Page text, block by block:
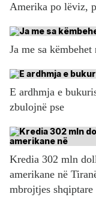
Amerika po lëviz,
Ja me sa
E ardhmja e
zbulojnë pse
Kredia 302 mln
amerikane në
mbrojtjes shqiptare